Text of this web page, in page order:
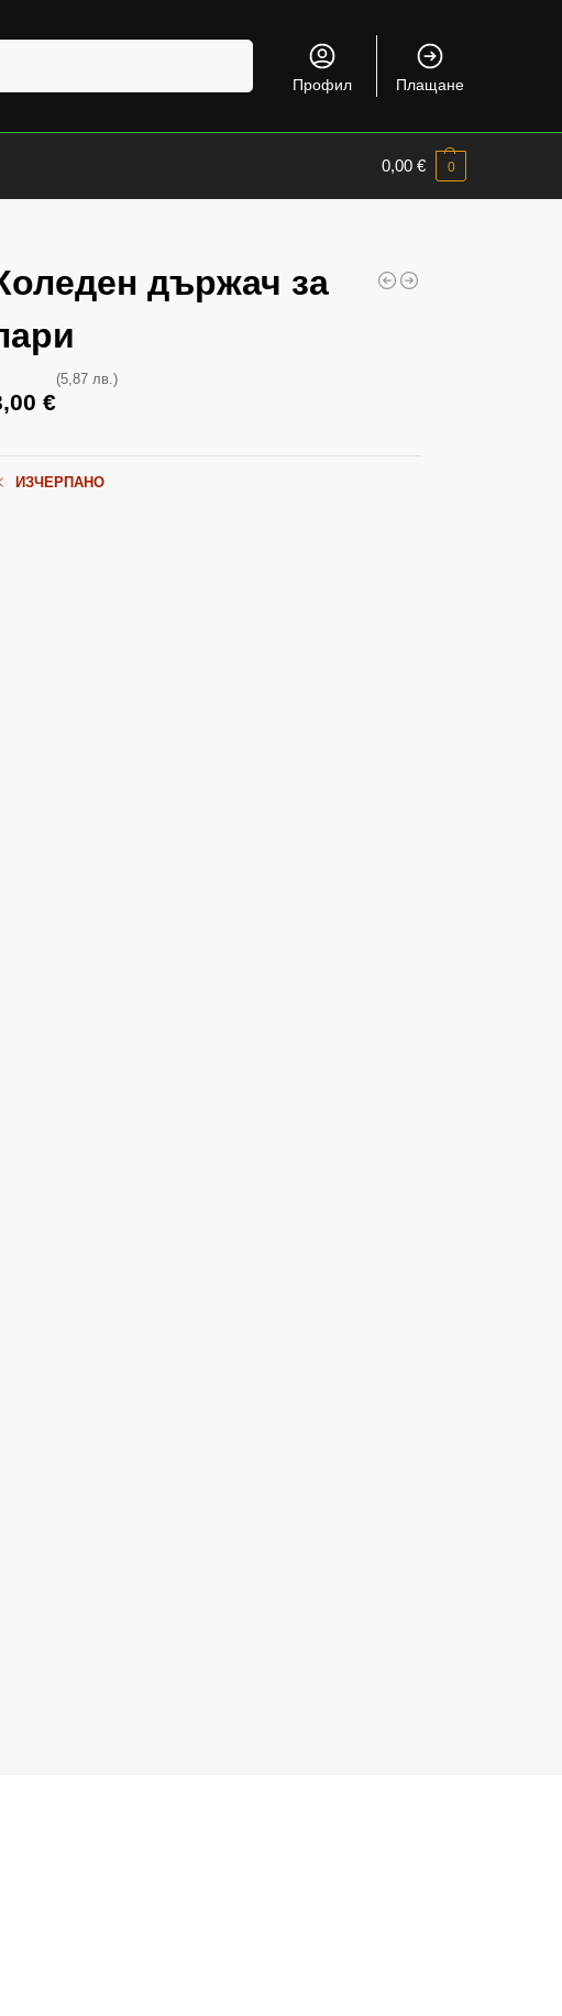
Профил Плащане
0,00 € 0
държач за
€
(5,87 лв.)
ИЗЧЕРПАНО